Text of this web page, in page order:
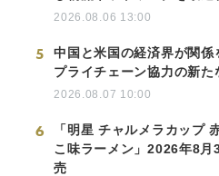
2026.08.06 13:00
5
中国と米国の経済界が関係
プライチェーン協力の新た
2026.08.07 10:00
6
「明星 チャルメラカップ
こ味ラーメン」2026年8月
売